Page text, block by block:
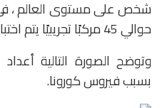
شخص على مستوى العالم ، في
حوالي 45 مركبًا تجريبيًا يتم اختبارها على البشر.
وتوضح الصورة التالية
بسبب فيروس كورونا.